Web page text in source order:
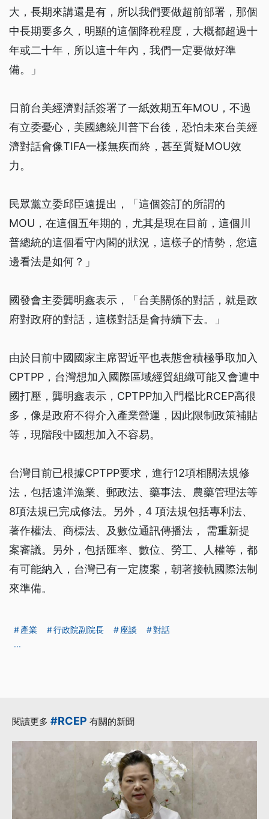
大，長期來講還是有，所以我們要做超前部署，那個
中長期要多久，明顯的這個降稅程度，大概都超過十
年或二十年，所以這十年內，我們一定要做好準
備。」
日前台美經濟對話簽署了一紙效期五年MOU，不過
有立委憂心，美國總統川普下台後，恐怕未來台美經
濟對話會像TIFA一樣無疾而終，甚至質疑MOU效
力。
民眾黨立委邱臣遠提出，「這個簽訂的所謂的
MOU，在這個五年期的，尤其是現在目前，這個川
普總統的這個看守內閣的狀況，這樣子的情勢，您這
邊看法是如何？」
國發會主委龔明鑫表示，「台美關係的對話，就是政
府對政府的對話，這樣對話是會持續下去。」
由於日前中國國家主席習近平也表態會積極爭取加入
CPTPP，台灣想加入國際區域經貿組織可能又會遭中
國打壓，龔明鑫表示，CPTPP加入門檻比RCEP高很
多，像是政府不得介入產業營運，因此限制政策補貼
等，現階段中國想加入不容易。
台灣目前已根據CPTPP要求，進行12項相關法規修
法，包括遠洋漁業、郵政法、藥事法、農藥管理法等
8項法規已完成修法。另外，4 項法規包括專利法、
著作權法、商標法、及數位通訊傳播法， 需重新提
案審議。另外，包括匯率、數位、勞工、人權等，都
有可能納入，台灣已有一定腹案，朝著接軌國際法制
來準備。
產業 行政院副院長 座談
對話
...
閱讀更多 #RCEP 有關的新聞